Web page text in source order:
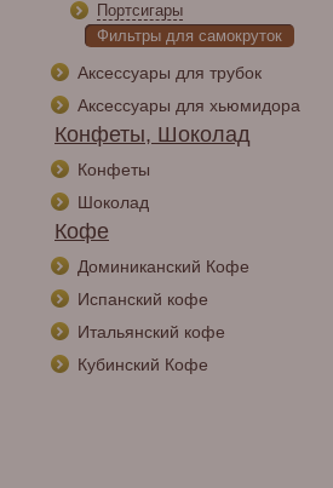
Портсигары
Фильтры для самокруток
Аксессуары для трубок
Аксессуары для хьюмидора
Конфеты, Шоколад
Конфеты
Шоколад
Кофе
Доминиканский Кофе
Испанский кофе
Итальянский кофе
Кубинский Кофе